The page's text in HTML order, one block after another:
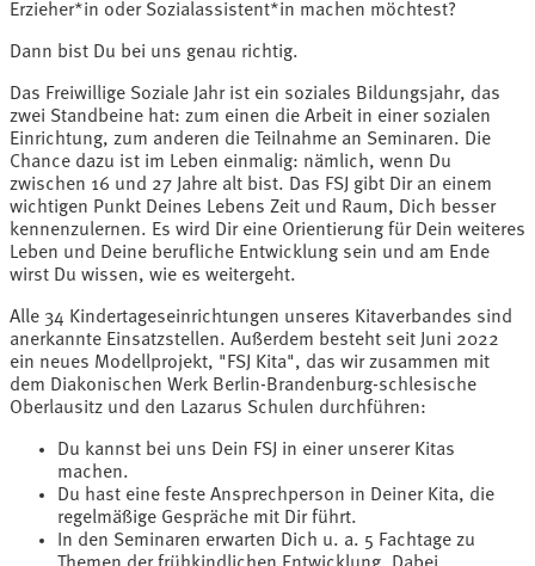
Erzieher*in oder Sozialassistent*in machen möchtest?
Dann bist Du bei uns genau richtig.
Das Freiwillige Soziale Jahr ist ein soziales Bildungsjahr, das
zwei Standbeine hat: zum einen die Arbeit in einer sozialen
Einrichtung, zum anderen die Teilnahme an Seminaren. Die
Chance dazu ist im Leben einmalig: nämlich, wenn Du
zwischen 16 und 27 Jahre alt bist. Das FSJ gibt Dir an einem
wichtigen Punkt Deines Lebens Zeit und Raum, Dich besser
kennenzulernen. Es wird Dir eine Orientierung für Dein weiteres
Leben und Deine berufliche Entwicklung sein und am Ende
wirst Du wissen, wie es weitergeht.
Alle 34 Kindertageseinrichtungen unseres Kitaverbandes sind
anerkannte Einsatzstellen. Außerdem besteht seit Juni 2022
ein neues Modellprojekt, "FSJ Kita", das wir zusammen mit
dem Diakonischen Werk Berlin-Brandenburg-schlesische
Oberlausitz und den Lazarus Schulen durchführen:
Du kannst bei uns Dein FSJ in einer unserer Kitas
machen.
Du hast eine feste Ansprechperson in Deiner Kita, die
regelmäßige Gespräche mit Dir führt.
In den Seminaren erwarten Dich u. a. 5 Fachtage zu